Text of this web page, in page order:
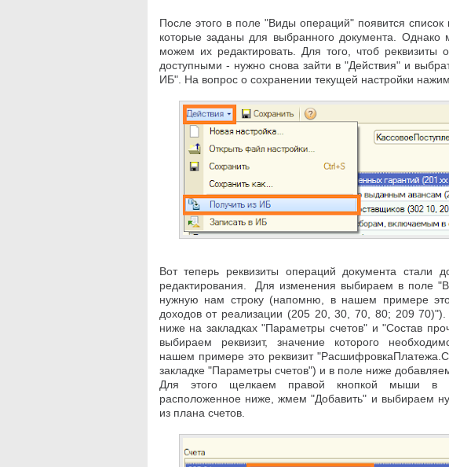
После этого в поле "Виды операций" появится список
которые заданы для выбранного документа.
можем их редактировать. Для того, чтоб реквизиты
доступными - нужно снова зайти в "Действия" и
ИБ". На вопрос о сохранении текущей настройки
Вот теперь реквизиты операций документа стали
редактирования. Для изменения выбираем в поле
нужную нам строку (напомню, в нашем примере
доходов от реализации (205 20, 30, 70, 80; 209 70)").
ниже на закладках "Параметры счетов" и "Состав
выбираем реквизит, значение которого
нашем примере это реквизит
закладке "Параметры счетов") и в поле ниже
Для этого щелкаем правой кнопкой мыши в
расположенное ниже, жмем "Добавить" и выбираем
из плана счетов.